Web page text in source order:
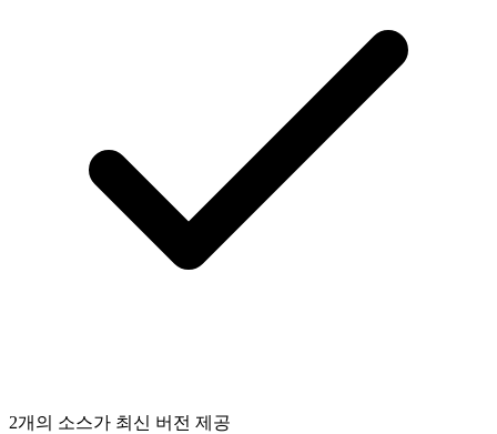
2개의 소스가 최신 버전 제공